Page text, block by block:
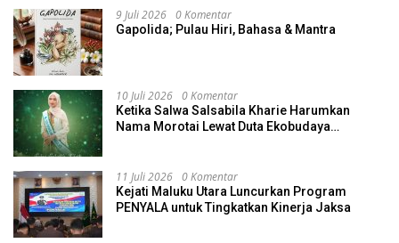
9 Juli 2026 0 Komentar
Gapolida; Pulau Hiri, Bahasa & Mantra
10 Juli 2026 0 Komentar
Ketika Salwa Salsabila Kharie Harumkan
Nama Morotai Lewat Duta Ekobudaya
11 Juli 2026 0 Komentar
Kejati Maluku Utara Luncurkan Program
PENYALA untuk Tingkatkan Kinerja Jaksa